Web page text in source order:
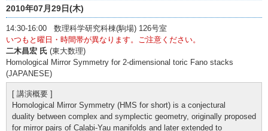
2010年07月29日(木)
14:30-16:00 数理科学研究科棟(駒場) 126号室
いつもと曜日・時間帯が異なります。ご注意ください。
二木昌宏 氏 (東大数理)
Homological Mirror Symmetry for 2-dimensional toric Fano stacks
(JAPANESE)
[ 講演概要 ]
Homological Mirror Symmetry (HMS for short) is a conjectural
duality between complex and symplectic geometry, originally proposed
for mirror pairs of Calabi-Yau manifolds and later extended to